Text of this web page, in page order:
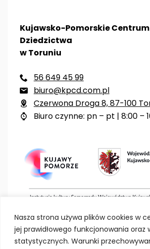
Nasza strona używa plików cookies w
jej prawidłowego funkcjonowania oraz
statystycznych. Warunki
Kujawsko-Pomorskie Centrum
Dziedzictwa
w Toruniu
 56 649 45 99
 biuro@kpcd.com.pl
 Czerwona Droga 8, 87-100
 Biuro czynne: pn – pt | 8:00 –